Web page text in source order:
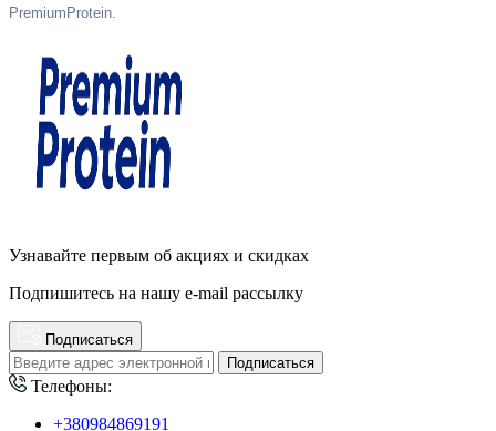
PremiumProtein.
Узнавайте первым об акциях и скидках
Подпишитесь на нашу e-mail рассылку
Подписаться
Подписаться
Телефоны:
+380984869191